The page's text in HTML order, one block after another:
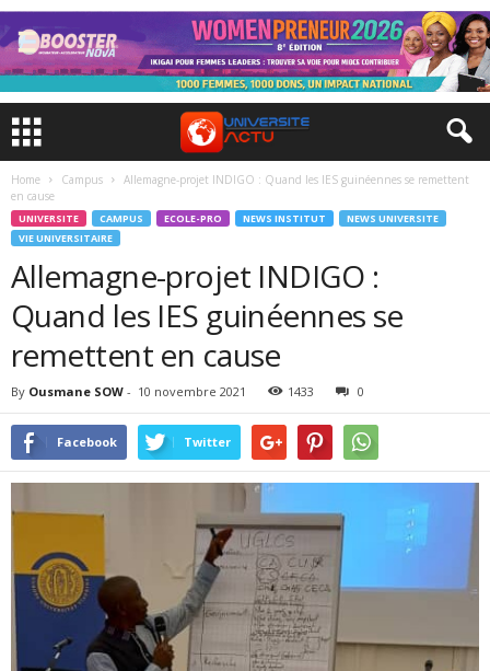
Home Campus
Allemagne-projet INDIGO : Quand les IES guinéennes se remettent
en cause
UNIVERSITE CAMPUS ECOLE-PRO NEWS INSTITUT
NEWS UNIVERSITE
VIE UNIVERSITAIRE
Allemagne-projet INDIGO :
Quand les IES guinéennes se
remettent en cause
By Ousmane SOW - 10 novembre 2021 1433 0
Facebook Twitter